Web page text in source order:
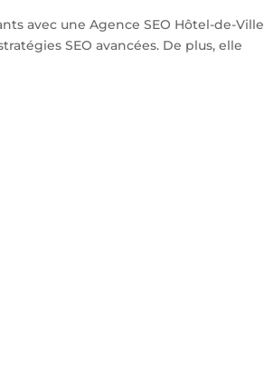
avec une Agence SEO Hôtel-de-Ville
SEO avancées. De plus, elle